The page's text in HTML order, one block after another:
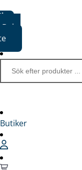
Boka
Butiker